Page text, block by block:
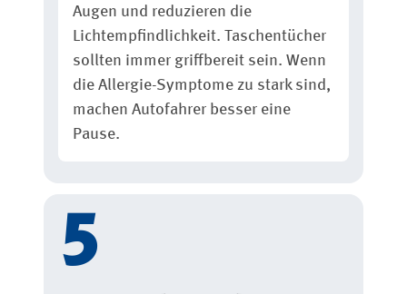
Augen und reduzieren die
Lichtempfindlichkeit. Taschentücher
sollten immer griffbereit sein. Wenn
die Allergie-Symptome zu stark sind,
machen Autofahrer besser eine
Pause.